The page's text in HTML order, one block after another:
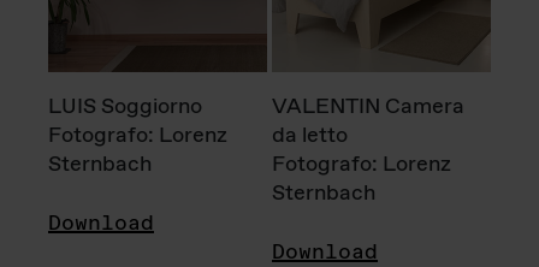
LUIS Soggiorno
Fotografo: Lorenz
Sternbach
Download
VALENTIN Camera
da letto
Fotografo: Lorenz
Sternbach
Download